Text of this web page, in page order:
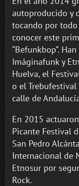
autoproducido y
tocando por
conocer este
“Befunkbop”.
Imáginafunk y
Huelva, el
o el
calle de
En 2015
Picante Festival
San Pedro
Internacional de
Etnosur por
Rock.